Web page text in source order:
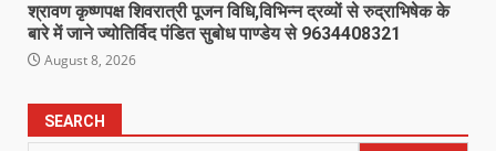
श्रावण कृष्णपक्ष शिवरात्री पूजन विधि,विभिन्न द्रव्यों से रुद्राभिषेक के
बारे में जाने ज्योतिर्विद पंडित सुबोध पाण्डेय से 9634408321
August 8, 2026
SEARCH